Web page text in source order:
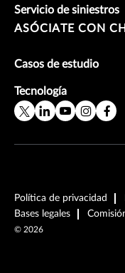
Servicio de siniestros
ASÓCIATE CON
Casos de estudio
Tecnología
Política de privacidad
Bases legales
© 2026